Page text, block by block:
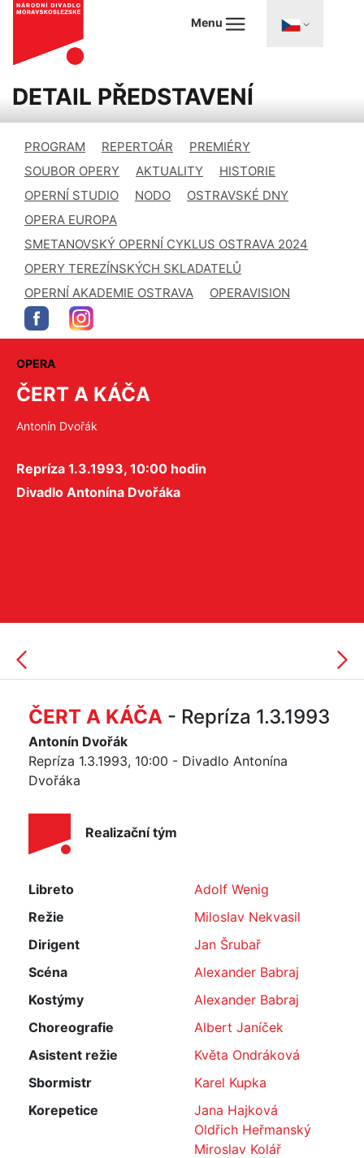
Menu
DETAIL PŘEDSTAVENÍ
PROGRAM REPERTOÁR
PREMIÉRY
SOUBOR OPERY
AKTUALITY
HISTORIE
OPERNÍ STUDIO
NODO
OSTRAVSKÉ DNY
OPERA EUROPA
SMETANOVSKÝ OPERNÍ CYKLUS OSTRAVA 2024
OPERY TEREZÍNSKÝCH SKLADATELŮ
OPERNÍ AKADEMIE OSTRAVA
OPERAVISION
OPERA
ČERT A KÁČA
Antonín Dvořák
Repríza 1.3.1993, 10:00 hodin
Divadlo Antonína Dvořáka
ČERT A KÁČA - Repríza 1.3.1993
Antonín Dvořák
Repríza 1.3.1993, 10:00 - Divadlo Antonína
Dvořáka
Realizační tým
Libreto
Adolf Wenig
Režie
Miloslav Nekvasil
Dirigent
Jan Šrubař
Scéna
Alexander Babraj
Kostýmy
Alexander Babraj
Choreografie
Albert Janíček
Asistent režie
Květa Ondráková
Sbormistr
Karel Kupka
Korepetice
Jana Hajková
Oldřich Heřmanský
Miroslav Kolář